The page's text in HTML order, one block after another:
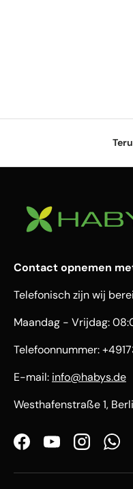
Contact opnemen
Telefonisch zijn wij
Maandag - Vrijdag:
Telefoonnummer:
E-mail: info@habys.de
Westhafenstraße 1,
FacebookYouTubeInstagram